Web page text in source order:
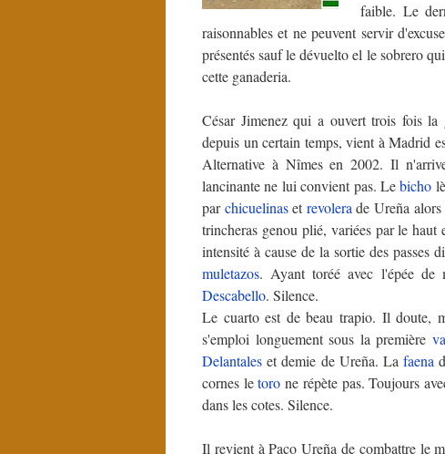
faible. Le
raisonnables et ne peuvent servir
présentés sauf le dévuelto el le sobrero
cette ganaderia.
César Jimenez qui a ouvert trois fois
depuis un certain temps, vient à Madrid
Alternative à Nîmes en 2002. Il
lancinante ne lui convient pas. Lebicho
parchicuelinasetrevolera de Ureña
trincheras genou plié, variées par le haut
intensité à cause de la sortie des passes
muletazos. Ayant toréé avec l'épée de
Descabello. Silence.
Le cuarto est de beau trapio. Il doute,
s'emploi longuement sous la première
Delantales et demie de Ureña. La faena
cornes letoro ne répète pas. Toujours
dans les cotes. Silence.
Il revient à Paco Ureña de combattre le